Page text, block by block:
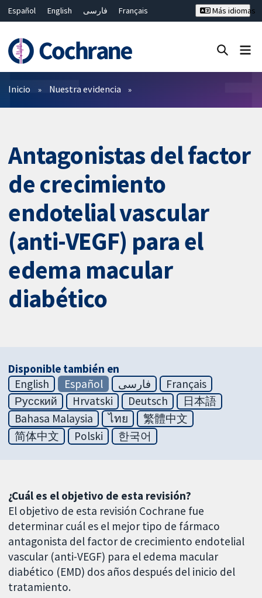
Español English فارسی
Français
Bahasa Malaysia
ไทย 繁體中文
Más idiomas
Filtros
Inicio Nuestra evidencia
Antagonistas del factor
de crecimiento
endotelial vascular
(anti-VEGF) para el
edema macular
diabético
Disponible también en
English
Español فارسی
Français
Русский
Hrvatski Deutsch
日本語
Bahasa Malaysia
ไทย
繁體中文
简体中文
Polski 한국어
¿Cuál es el objetivo de esta revisión?
El objetivo de esta revisión Cochrane fue
determinar cuál es el mejor tipo de fármaco
antagonista del factor de crecimiento endotelial
vascular (anti-VEGF) para el edema macular
diabético (EMD) dos años después del inicio del
tratamiento.